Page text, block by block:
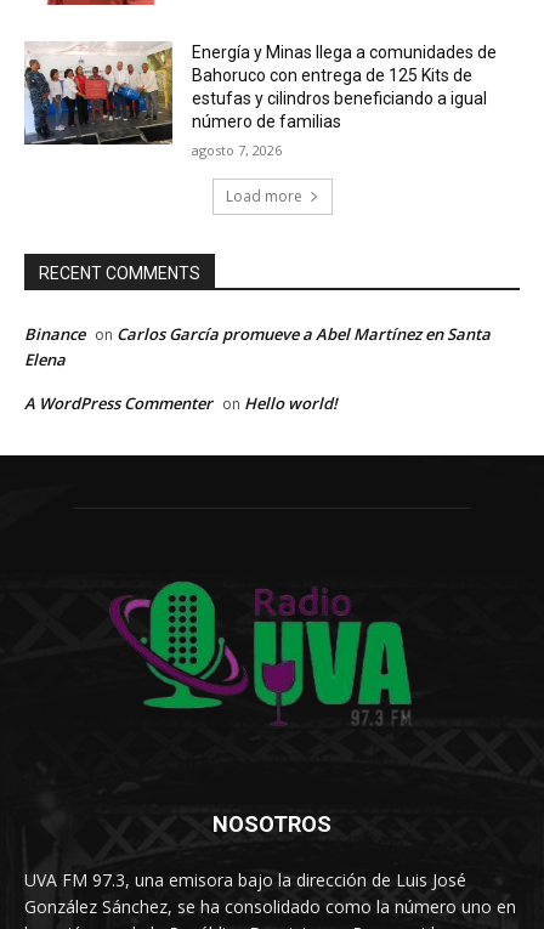
Energía y Minas llega a comunidades de
Bahoruco con entrega de 125 Kits de
estufas y cilindros beneficiando a igual
número de familias
agosto 7, 2026
Load more
RECENT COMMENTS
Binance on Carlos García promueve a Abel Martínez en Santa
Elena
A WordPress Commenter on Hello world!
NOSOTROS
UVA FM 97.3, una emisora bajo la dirección de Luis José
González Sánchez, se ha consolidado como la número uno en